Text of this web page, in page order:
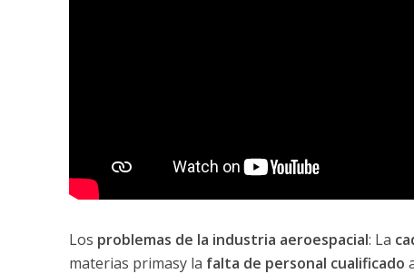
Los problemas de la industria aeroespacial: La
materias primasy la falta de personal cualificado